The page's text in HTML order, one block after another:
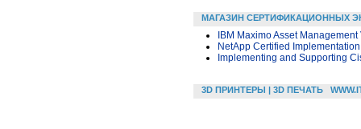
МАГАЗИН СЕРТИФИКАЦИОННЫХ
IBM Maximo Asset
NetApp Certified
Implementing and Supporting
3D ПРИНТЕРЫ | 3D ПЕЧАТЬ